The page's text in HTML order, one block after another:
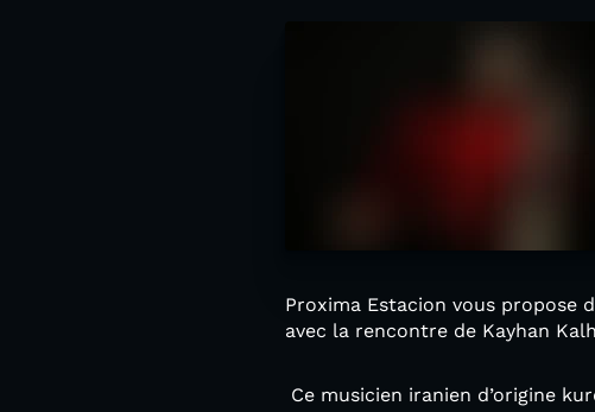
Proxima Estacion vous propose
avec la rencontre de Kayhan
Ce musicien iranien d’origine